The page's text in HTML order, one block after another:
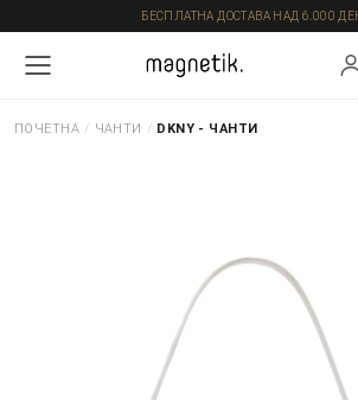
БЕСПЛАТНА ДОСТАВА НАД 6.000
ПОЧЕТНА / ЧАНТИ / DKNY - ЧАНТИ